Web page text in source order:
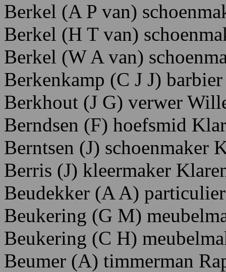
Berkel (A P van)
Berkel (H T van)
Berkel (W A van)
Berkenkamp (C J J)
Berkhout (J G) verwer
Berndsen (F) hoefsmid
Berntsen (J) schoenmaker
Berris (J) kleermaker K
Beudekker (A A)
Beukering (G M)
Beukering (C H)
Beumer (A) timmerman